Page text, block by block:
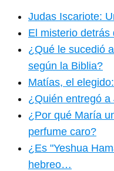
Judas Iscariote:
El misterio detrás
¿Qué le sucedió
según la Biblia?
Matías, el
¿Quién entregó
¿Por qué María
perfume caro?
¿Es "Yeshua
hebreo…